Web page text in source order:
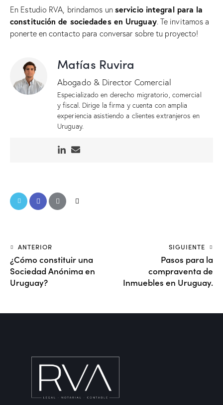
En Estudio RVA, brindamos un servicio integral para la
constitución de sociedades en Uruguay. Te invitamos a
ponerte en contacto para conversar sobre tu proyecto!
Matías Ruvira
Abogado & Director Comercial
Especializado en derecho migratorio, comercial
y fiscal. Dirige la firma y cuenta con amplia
experiencia asistiendo a clientes extranjeros en
Uruguay.
ANTERIOR
¿Cómo constituir una
Sociedad Anónima en
Uruguay?
SIGUIENTE
Pasos para la
compraventa de
Inmuebles en Uruguay.